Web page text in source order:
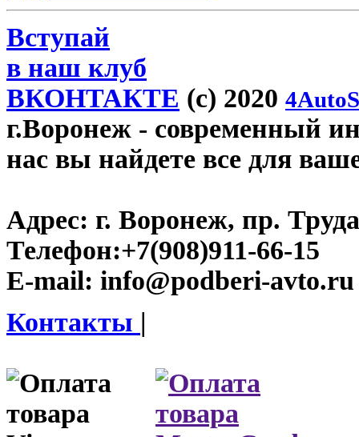
Вступай
в наш клуб
ВКОНТАКТЕ (c) 2020
г.Воронеж - современный
нас вы найдете все для
Адрес: г. Воронеж, пр.
Телефон:+7(908)911-66-15
E-mail: info@podberi-avto.ru
Контакты